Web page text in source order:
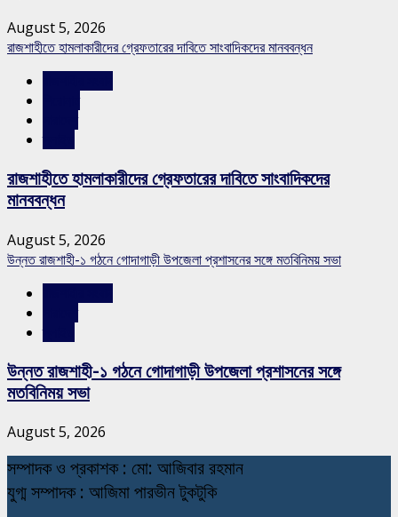
August 5, 2026
রাজশাহীতে হামলাকারীদের গ্রেফতারের দাবিতে সাংবাদিকদের মানববন্ধন
রাজশাহীতে হামলাকারীদের গ্রেফতারের দাবিতে সাংবাদিকদের
মানববন্ধন
August 5, 2026
উন্নত রাজশাহী-১ গঠনে গোদাগাড়ী উপজেলা প্রশাসনের সঙ্গে মতবিনিময় সভা
উন্নত রাজশাহী-১ গঠনে গোদাগাড়ী উপজেলা প্রশাসনের সঙ্গে
মতবিনিময় সভা
August 5, 2026
সম্পাদক ও প্রকাশক : মো: আজিবার রহমান
যুগ্ম সম্পাদক : আজিমা পারভীন টুকটুকি